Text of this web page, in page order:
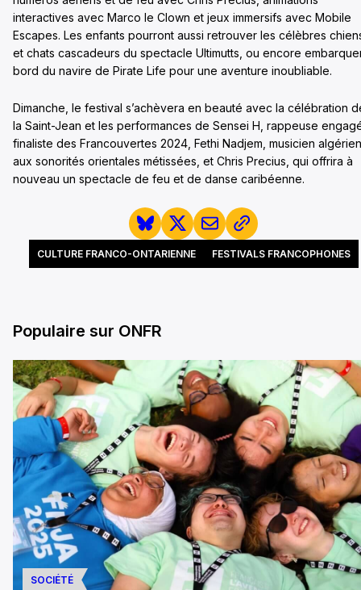
interactives avec Marco le Clown et jeux immersifs avec Mobile
Escapes. Les enfants pourront aussi retrouver les célèbres
et chats cascadeurs du spectacle Ultimutts, ou encore
bord du navire de Pirate Life pour une aventure inoubliable.
Dimanche, le festival s’achèvera en beauté avec la célébration
la Saint-Jean et les performances de Sensei H, rappeuse
finaliste des Francouvertes 2024, Fethi Nadjem, musicien algérien
aux sonorités orientales métissées, et Chris Precius, qui offrira à
nouveau un spectacle de feu et de danse caribéenne.
CULTURE FRANCO-ONTARIENNE FESTIVALS FRANCOPHONES
Populaire sur ONFR
SOCIÉTÉ